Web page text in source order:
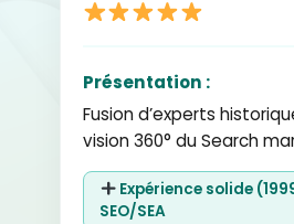
Présentation :
Fusion d’experts
vision 360° du Search
Expérience solide
SEO/SEA